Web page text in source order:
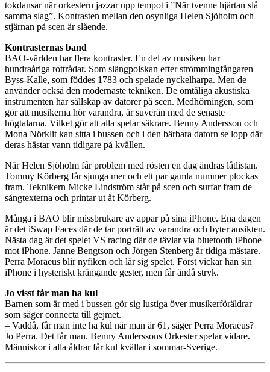
tokdansar när orkestern jazzar upp tempot i ”När tvenne hjärtan slå
samma slag”. Kontrasten mellan den osynliga Helen Sjöholm och
stjärnan på scen är slående.
Kontrasternas band
BAO-världen har flera kontraster. En del av musiken har
hundraåriga rottrådar. Som slängpolskan efter strömmingfångaren
Byss-Kalle, som föddes 1783 och spelade nyckelharpa. Men de
använder också den modernaste tekniken. De ömtåliga akustiska
instrumenten har sällskap av datorer på scen. Medhörningen, som
gör att musikerna hör varandra, är suverän med de senaste
högtalarna. Vilket gör att alla spelar säkrare. Benny Andersson och
Mona Nörklit kan sitta i bussen och i den bärbara datorn se lopp där
deras hästar vann tidigare på kvällen.
När Helen Sjöholm får problem med rösten en dag ändras låtlistan.
Tommy Körberg får sjunga mer och ett par gamla nummer plockas
fram. Teknikern Micke Lindström står på scen och surfar fram de
sångtexterna och printar ut åt Körberg.
Många i BAO blir missbrukare av appar på sina iPhone. Ena dagen
är det iSwap Faces där de tar porträtt av varandra och byter ansikten.
Nästa dag är det spelet VS racing där de tävlar via bluetooth iPhone
mot iPhone. Janne Bengtson och Jörgen Stenberg är tidiga mästare.
Perra Moraeus blir nyfiken och lär sig spelet. Först vickar han sin
iPhone i hysteriskt krängande gester, men får ändå stryk.
Jo visst får man ha kul
Barnen som är med i bussen gör sig lustiga över musikerföräldrar
som säger connecta till gejmet.
– Vaddå, får man inte ha kul när man är 61, säger Perra Moraeus?
Jo Perra. Det får man. Benny Anderssons Orkester spelar vidare.
Människor i alla åldrar får kul kvällar i sommar-Sverige.